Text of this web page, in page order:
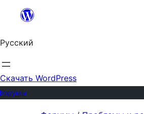
Перейти
содержимому
Русский
Скачать WordPress